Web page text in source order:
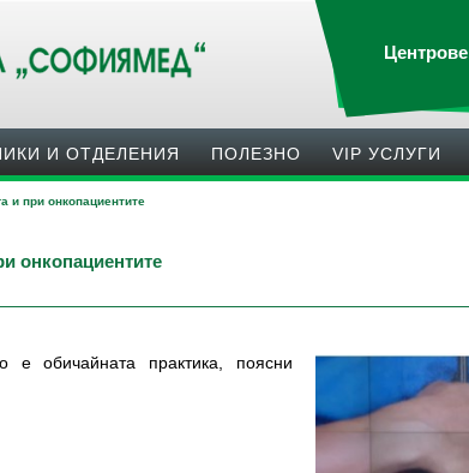
Центрове
И ОТДЕЛЕНИЯ ПОЛЕЗНO VIP УСЛУГИ
и при онкопациентите
онкопациентите
е обичайната практика, поясни